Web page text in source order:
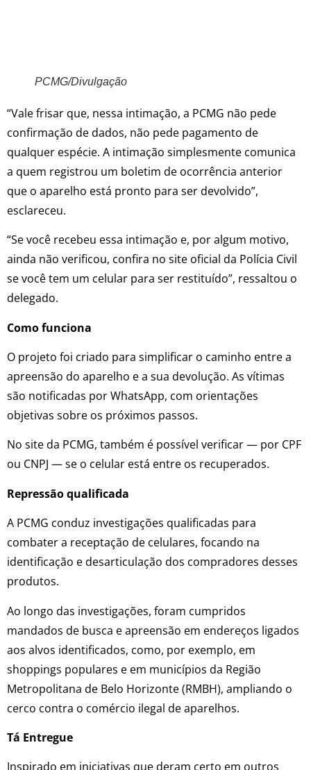
PCMG/Divulgação
“Vale frisar que, nessa intimação, a PCMG não pede
confirmação de dados, não pede pagamento de
qualquer espécie. A intimação simplesmente comunica
a quem registrou um boletim de ocorrência anterior
que o aparelho está pronto para ser devolvido”,
esclareceu.
“Se você recebeu essa intimação e, por algum motivo,
ainda não verificou, confira no site oficial da Polícia Civil
se você tem um celular para ser restituído”, ressaltou o
delegado.
Como funciona
O projeto foi criado para simplificar o caminho entre a
apreensão do aparelho e a sua devolução. As vítimas
são notificadas por WhatsApp, com orientações
objetivas sobre os próximos passos.
No site da PCMG, também é possível verificar — por CPF
ou CNPJ — se o celular está entre os recuperados.
Repressão qualificada
A PCMG conduz investigações qualificadas para
combater a receptação de celulares, focando na
identificação e desarticulação dos compradores desses
produtos.
Ao longo das investigações, foram cumpridos
mandados de busca e apreensão em endereços ligados
aos alvos identificados, como, por exemplo, em
shoppings populares e em municípios da Região
Metropolitana de Belo Horizonte (RMBH), ampliando o
cerco contra o comércio ilegal de aparelhos.
Tá Entregue
Inspirado em iniciativas que deram certo em outros